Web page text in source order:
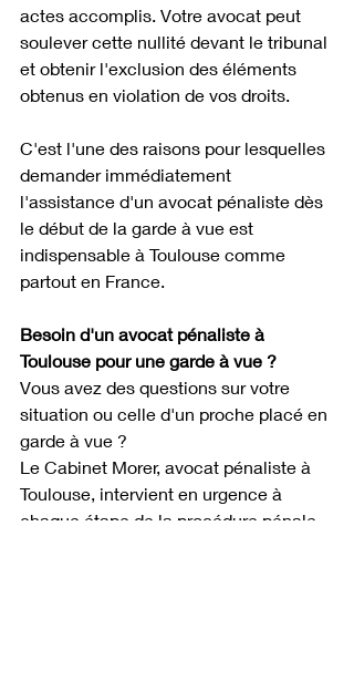
actes accomplis. Votre avocat peut
soulever cette nullité devant le tribunal
et obtenir l'exclusion des éléments
obtenus en violation de vos droits.
C'est l'une des raisons pour lesquelles
demander immédiatement
l'assistance d'un avocat pénaliste dès
le début de la garde à vue est
indispensable à Toulouse comme
partout en France.
Besoin d'un avocat pénaliste à
Toulouse pour une garde à vue ?
Vous avez des questions sur votre
situation ou celle d'un proche placé en
garde à vue ?
Le Cabinet Morer, avocat pénaliste à
Toulouse, intervient en urgence à
chaque étape de la procédure pénale.